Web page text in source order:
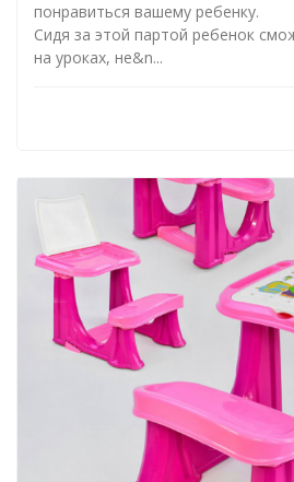
понравиться вашему ребенку.
Сидя за этой партой ребенок
на уроках, не&n...